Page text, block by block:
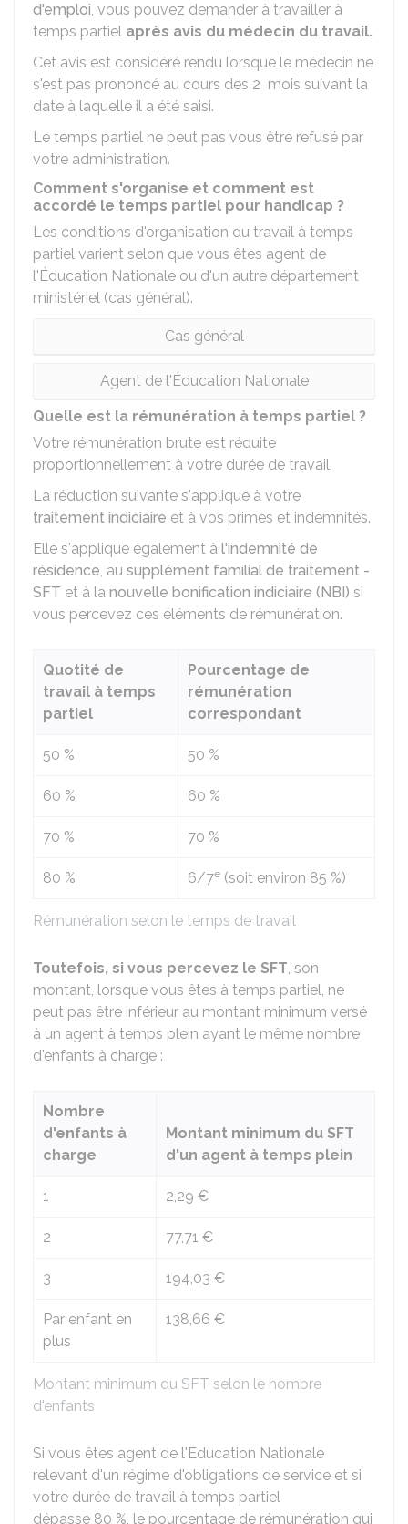
d'emploi, vous pouvez demander à travailler à
temps partiel après avis du médecin du travail.
Cet avis est considéré rendu lorsque le médecin ne
s'est pas prononcé au cours des 2 mois suivant la
date à laquelle il a été saisi.
Le temps partiel ne peut pas vous être refusé par
votre administration.
Comment s'organise et comment est
accordé le temps partiel pour handicap ?
Les conditions d'organisation du travail à temps
partiel varient selon que vous êtes agent de
l'Éducation Nationale ou d'un autre département
ministériel (cas général).
Cas général
Agent de l'Éducation Nationale
Quelle est la rémunération à temps partiel ?
Votre rémunération brute est réduite
proportionnellement à votre durée de travail.
La réduction suivante s'applique à votre
traitement indiciaire et à vos primes et indemnités.
Elle s'applique également à l'indemnité de
résidence, au supplément familial de traitement -
SFT et à la nouvelle bonification indiciaire (NBI) si
vous percevez ces éléments de rémunération.
Rémunération selon le temps de travail
Quotité de
travail à temps
partiel
Pourcentage de
rémunération
correspondant
50 % 50 %
60 % 60 %
70 % 70 %
80 % 6/7e (soit environ 85 %)
Toutefois, si vous percevez le SFT, son
montant, lorsque vous êtes à temps partiel, ne
peut pas être inférieur au montant minimum versé
à un agent à temps plein ayant le même nombre
d'enfants à charge :
Montant minimum du SFT selon le nombre
d'enfants
Nombre
d'enfants à
charge
Montant minimum du SFT
d'un agent à temps plein
1 2,29 €
2 77,71 €
3 194,03 €
Par enfant en
plus
138,66 €
Si vous êtes agent de l'Education Nationale
relevant d'un régime d'obligations de service et si
votre durée de travail à temps partiel
dépasse 80 %, le pourcentage de rémunération qui